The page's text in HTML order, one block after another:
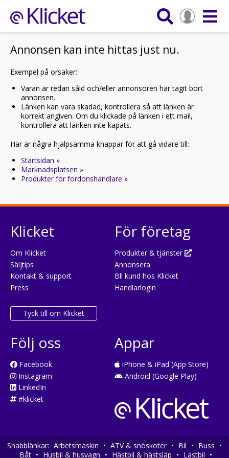
Annonsen kan inte hittas just nu.
Exempel på orsaker:
Varan är redan såld och/eller annonsören har tagit bort
annonsen.
Länken kan vara skadad, kontrollera så att länken är
korrekt angiven. Om du klickade på länken i ett mail,
kontrollera att länken inte kapats.
Här är några hjälpsamma knappar för att gå vidare till:
Startsidan »
Marknadsplatsen »
Produkter för fordonshandlare »
Klicket
Om Klicket
Säljtips
Kontakt & support
Press
Tyck till om Klicket
För företag
Produkter & tjänster
Annonsera
Bli kund hos Klicket
Handlarlogin
Följ oss
Facebook
Instagram
LinkedIn
#klicket
Appar
iPhone & iPad (App Store)
Android (Google Play)
Snabblänkar: Arbetsmaskin • ATV & snöskoter • Bil • Buss •
Båt • Husbil & husvagn • Hästbil & hästsläp • Lastbil •